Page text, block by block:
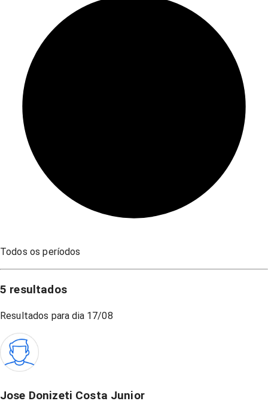
Todos os períodos
5 resultados
Resultados para dia 17/08
Jose Donizeti Costa Junior